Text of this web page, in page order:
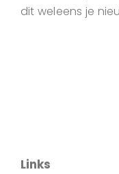
dit weleens je
Links